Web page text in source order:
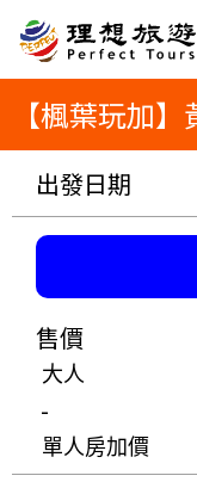
【楓葉玩加
出發日期
售價
大人
-
單人房加價